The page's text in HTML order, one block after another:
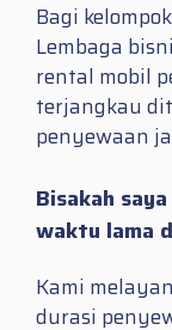
Bagi
Lembaga
rental mobil
terjangkau
penyewaan
Bisakah
waktu lama
Kami
durasi